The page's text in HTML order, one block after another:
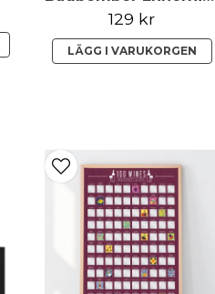
129 kr
LÄGG I VARUKORGEN